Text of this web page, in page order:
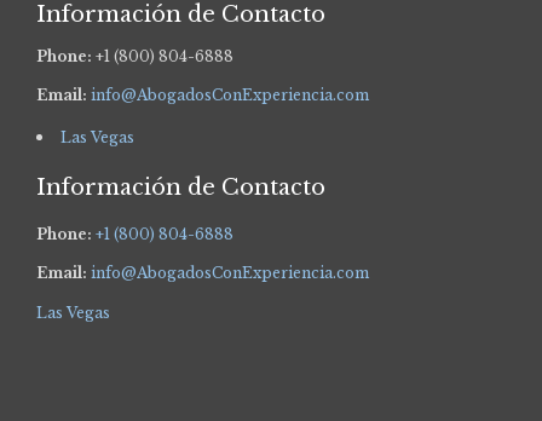
Información de Contacto
Phone: +1 (800) 804-6888
Email: info@AbogadosConExperiencia.com
Las Vegas
Información de Contacto
Phone: +1 (800) 804-6888
Email: info@AbogadosConExperiencia.com
Las Vegas